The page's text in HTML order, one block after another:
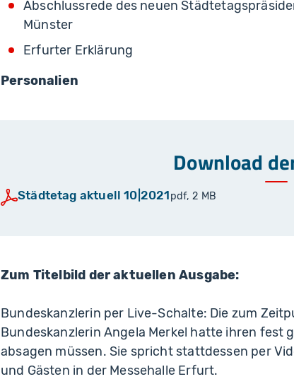
Abschlussrede des neuen
Münster
Erfurter Erklärung
Personalien
Download
Städtetag aktuell 10|2021pdf, 2 MB
Zum Titelbild der aktuellen Ausgabe:
Bundeskanzlerin per Live-Schalte: Die zum
Bundeskanzlerin Angela Merkel hatte ihren
absagen müssen. Sie spricht stattdessen per
und Gästen in der Messehalle Erfurt.